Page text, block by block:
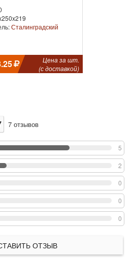
Сталинградский
Цена за шт.
(с доставкой)
7 отзывов
5
2
0
0
0
ОТЗЫВ